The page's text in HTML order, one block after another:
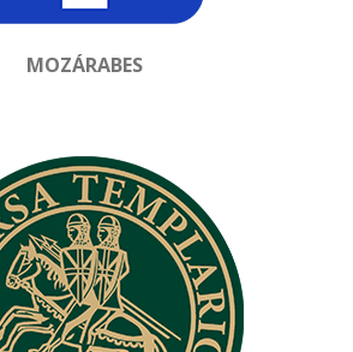
MOZÁRABES